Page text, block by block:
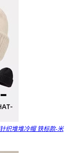
织堆堆冷帽 铁标款-米